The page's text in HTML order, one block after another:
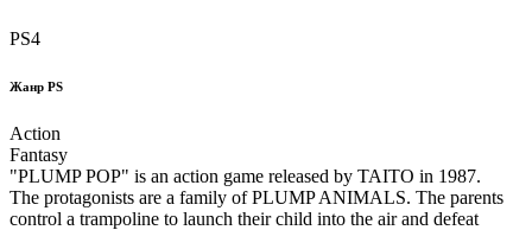
PS4
Жанр PS
Action
Fantasy
"PLUMP POP" is an action game released by TAITO in 1987.
The protagonists are a family of PLUMP ANIMALS. The parents
control a trampoline to launch their child into the air and defeat